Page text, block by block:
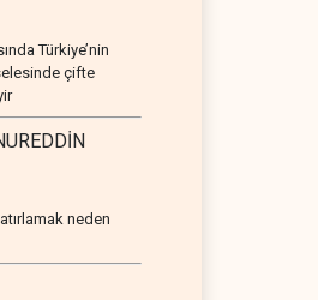
Türkiye’nin
çifte
neden